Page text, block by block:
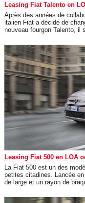
Leasing Fiat Talento en
Après des années de
italien Fiat a décidé de
nouveau fourgon Talento, il
Leasing Fiat 500 en LOA
La Fiat 500 est un des
petites citadines. Lancée
de large et un rayon de